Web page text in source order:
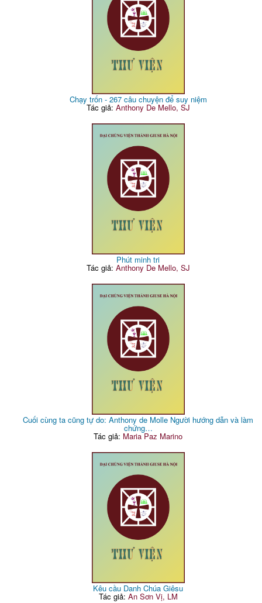
Chạy trốn - 267 câu chuyện để suy niệm
Tác giả: Anthony De Mello, SJ
Phút minh tri
Tác giả: Anthony De Mello, SJ
Cuối cùng ta cũng tự do: Anthony de Molle Người hướng dẫn và làm
chứng…
Tác giả: Maria Paz Marino
Kêu cầu Danh Chúa Giêsu
Tác giả: An Sơn Vị, LM